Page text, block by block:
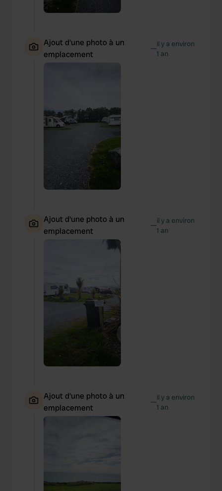
Ajout d'une photo à un
emplacement
—il y a environ
1 an
Ajout d'une photo à un
emplacement
—il y a environ
1 an
Ajout d'une photo à un
emplacement
—il y a environ
1 an